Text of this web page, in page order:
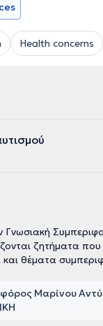
Health concerns
ζητήματα
θέματα
Μαρίνου